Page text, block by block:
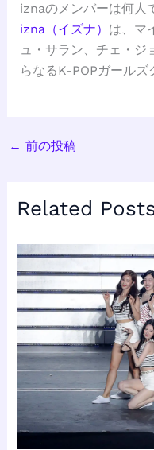
iznaのメンバーは何人
izna（イズナ） は、マ
ュ・サラン、チェ・ジ
らなるK-POPガールズ
← 前の投稿
Related